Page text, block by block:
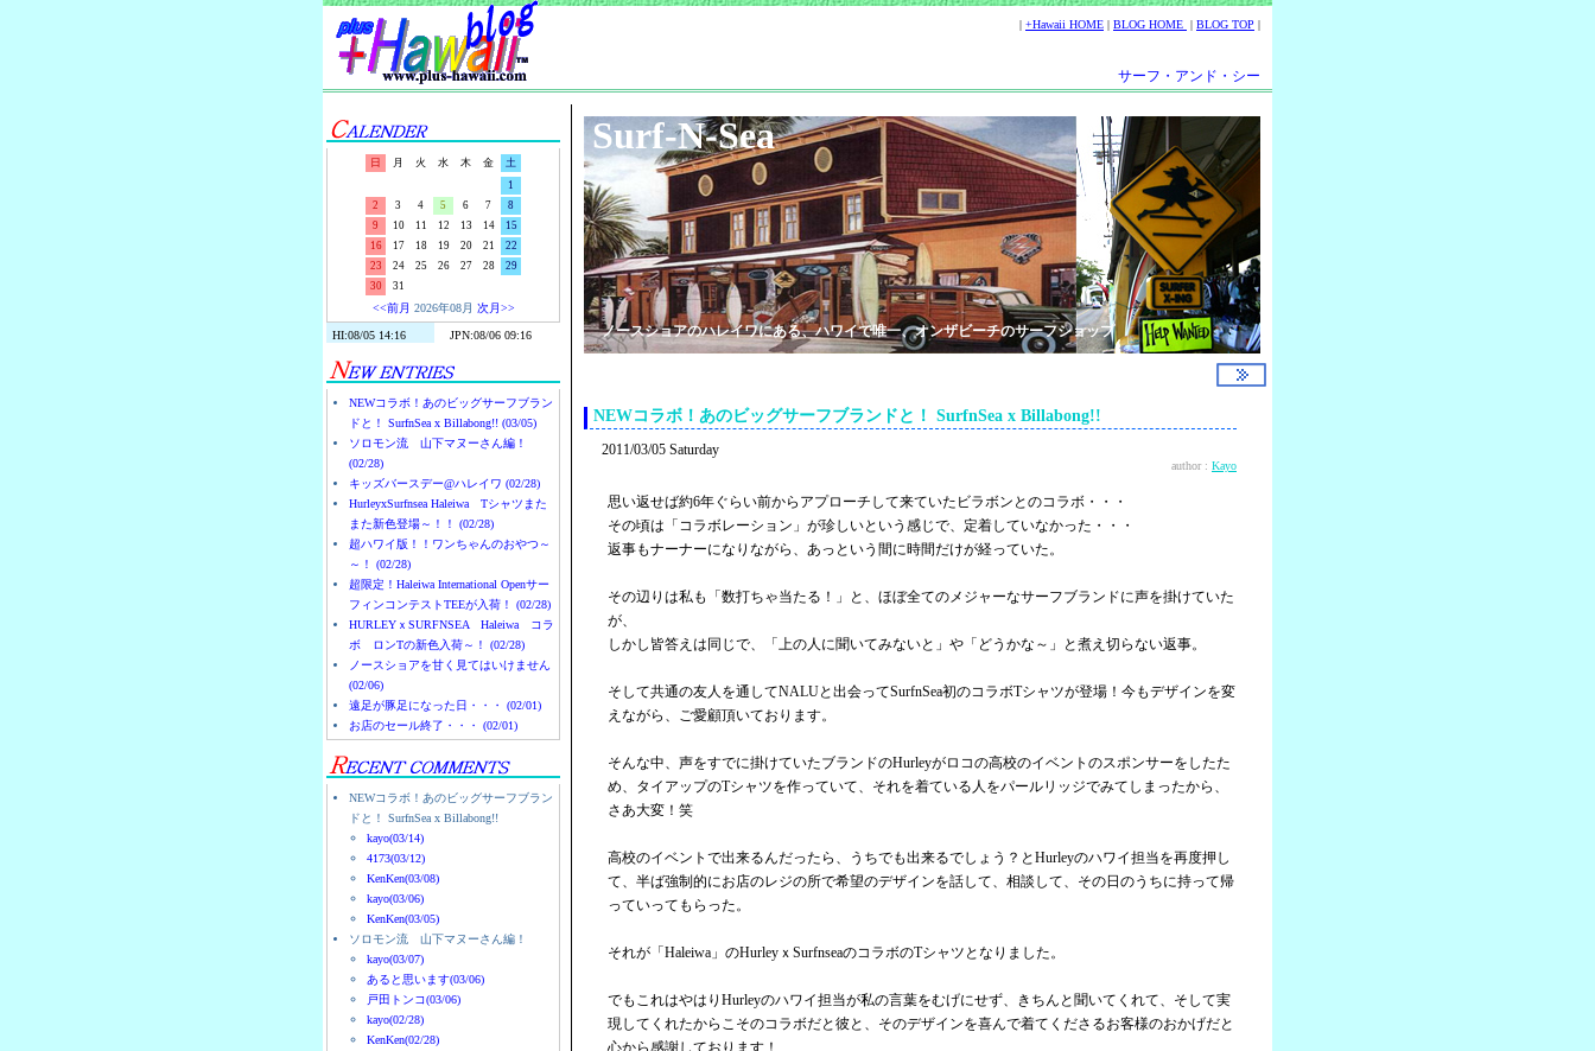
| +Hawaii HOME | BLOG HOME | BLOG TOP |
サーフ・アンド・シー
日 月 火 水 木 金
土
1
2
3 4 5 6 7
8
9
10 11 12 13 14
15
16
17 18 19 20 21
22
23
24 25 26 27 28
29
30
31
<<前月 2026年08月 次月>>
NEWコラボ！あのビッグサーフブラン
ドと！ SurfnSea x Billabong!! (03/05)
ソロモン流 山下マヌーさん編！
(02/28)
キッズバースデー@ハレイワ (02/28)
HurleyxSurfnsea Haleiwa Tシャツまた
また新色登場～！！ (02/28)
超ハワイ版！！ワンちゃんのおやつ～
～！ (02/28)
超限定！Haleiwa International Openサー
フィンコンテストTEEが入荷！ (02/28)
HURLEYｘSURFNSEA Haleiwa コラ
ボ ロンTの新色入荷～！ (02/28)
ノースショアを甘く見てはいけません
(02/06)
遠足が豚足になった日・・・ (02/01)
お店のセール終了・・・ (02/01)
NEWコラボ！あのビッグサーフブラン
ドと！ SurfnSea x Billabong!!
kayo(03/14)
4173(03/12)
KenKen(03/08)
kayo(03/06)
KenKen(03/05)
ソロモン流 山下マヌーさん編！
kayo(03/07)
あると思います(03/06)
戸田トンコ(03/06)
kayo(02/28)
KenKen(02/28)
Surf-N-Sea
ノースショアのハレイワにある、ハワイで唯一、オンザビーチのサーフショップ
NEWコラボ！あのビッグサーフブランドと！ SurfnSea x Billabong!!
2011/03/05 Saturday
author : Kayo
思い返せば約6年ぐらい前からアプローチして来ていたビラボンとのコラボ・・・
その頃は「コラボレーション」が珍しいという感じで、定着していなかった・・・
返事もナーナーになりながら、あっという間に時間だけが経っていた。
その辺りは私も「数打ちゃ当たる！」と、ほぼ全てのメジャーなサーフブランドに声を掛けていた
が、
しかし皆答えは同じで、「上の人に聞いてみないと」や「どうかな～」と煮え切らない返事。
そして共通の友人を通してNALUと出会ってSurfnSea初のコラボTシャツが登場！今もデザインを変
えながら、ご愛顧頂いております。
そんな中、声をすでに掛けていたブランドのHurleyがロコの高校のイベントのスポンサーをしたた
め、タイアップのTシャツを作っていて、それを着ている人をパールリッジでみてしまったから、
さあ大変！笑
高校のイベントで出来るんだったら、うちでも出来るでしょう？とHurleyのハワイ担当を再度押し
て、半ば強制的にお店のレジの所で希望のデザインを話して、相談して、その日のうちに持って帰
っていってもらった。
それが「Haleiwa」のHurleyｘSurfnseaのコラボのTシャツとなりました。
でもこれはやはりHurleyのハワイ担当が私の言葉をむげにせず、きちんと聞いてくれて、そして実
現してくれたからこそのコラボだと彼と、そのデザインを喜んで着てくださるお客様のおかげだと
心から感謝しております！